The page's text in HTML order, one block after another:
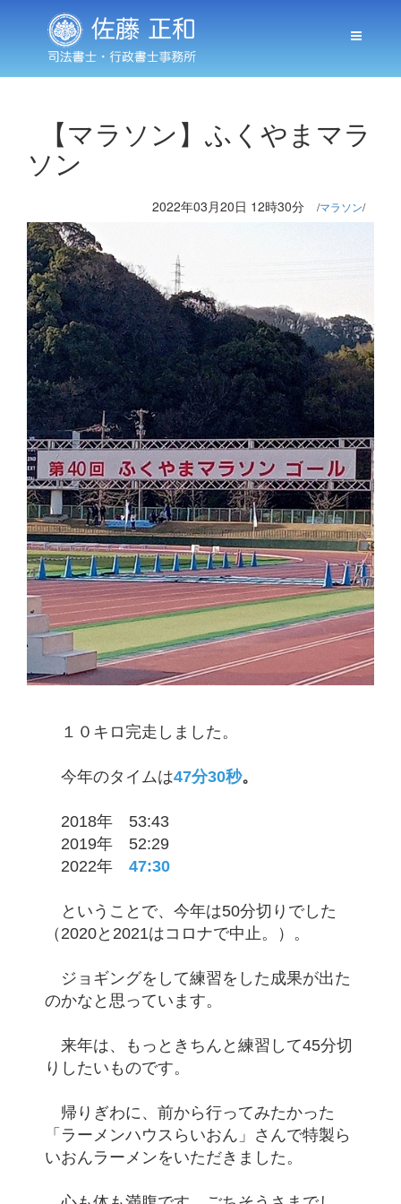
【マラソン】ふくやまマラ
ソン
2022年03月20日 12時30分 マラソン
１０キロ完走しました。
今年のタイムは47分30秒。
2018年 53:43
2019年 52:29
2022年 47:30
ということで、今年は50分切りでした
（2020と2021はコロナで中止。）。
ジョギングをして練習をした成果が出た
のかなと思っています。
来年は、もっときちんと練習して45分切
りしたいものです。
帰りぎわに、前から行ってみたかった
「ラーメンハウスらいおん」さんで特製ら
いおんラーメンをいただきました。